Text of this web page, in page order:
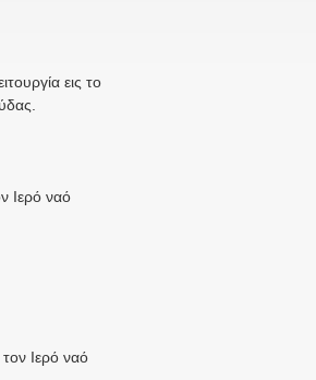
εις το
Ιερό ναό
τον Ιερό ναό